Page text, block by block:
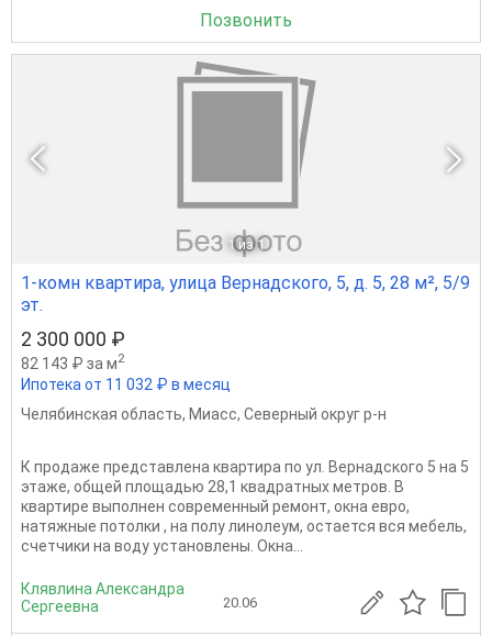
Позвонить
1 из 1
1-комн квартира, улица Вернадского, 5, д. 5, 28 м², 5/9
эт.
2 300 000 ₽
82 143 ₽ за м2
Ипотека от 11 032 ₽ в месяц
Челябинская область, Миасс, Северный округ р-н
К продаже представлена квартира по ул. Вернадского 5 на 5
этаже, общей площадью 28,1 квадратных метров. В
квартире выполнен современный ремонт, окна евро,
натяжные потолки , на полу линолеум, остается вся мебель,
счетчики на воду установлены. Окна...
Клявлина Александра
Сергеевна
20.06